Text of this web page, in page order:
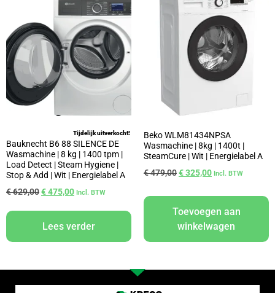
Tijdelijk uitverkocht!
Bauknecht B6 88 SILENCE DE
Wasmachine | 8 kg | 1400 tpm |
Load Detect | Steam Hygiene |
Stop & Add | Wit | Energielabel A
€629,00€475,00 Incl. BTW
Lees verder
Beko WLM81434NPSA
Wasmachine | 8kg | 1400t |
SteamCure | Wit | Energielabel A
€479,00€325,00 Incl. BTW
Toevoegen aan
winkelwagen